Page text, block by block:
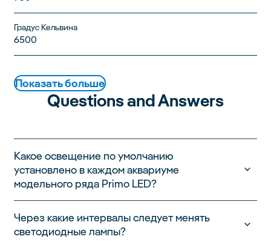
Градус Кельвина
6500
Показать больше
Questions and Answers
Какое освещение по умолчанию
установлено в каждом аквариуме
модельного ряда Primo LED?
Через какие интервалы следует менять
светодиодные лампы?